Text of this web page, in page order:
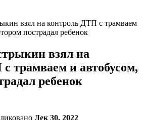
взял на контроль ДТП с трамваем
пострадал ребенок
взял на
трамваем и автобусом,
ребенок
Дек 30, 2022